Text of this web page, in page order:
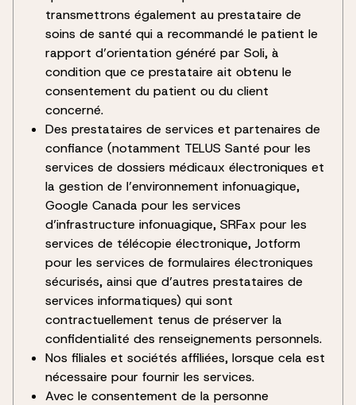
transmettrons également au prestataire de
soins de santé qui a recommandé le patient le
rapport d’orientation généré par Soli, à
condition que ce prestataire ait obtenu le
consentement du patient ou du client
concerné.
Des prestataires de services et partenaires de
confiance (notamment TELUS Santé pour les
services de dossiers médicaux électroniques et
la gestion de l’environnement infonuagique,
Google Canada pour les services
d’infrastructure infonuagique, SRFax pour les
services de télécopie électronique, Jotform
pour les services de formulaires électroniques
sécurisés, ainsi que d’autres prestataires de
services informatiques) qui sont
contractuellement tenus de préserver la
confidentialité des renseignements personnels.
Nos filiales et sociétés affiliées, lorsque cela est
nécessaire pour fournir les services.
Avec le consentement de la personne